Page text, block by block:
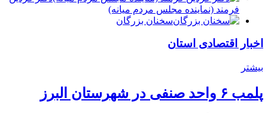
فرمند (نماينده مجلس مردم میانه)
سخنان بزرگان
اخبار اقتصادی استان
بیشتر
پلمب ۶ واحد صنفی در شهرستان البرز